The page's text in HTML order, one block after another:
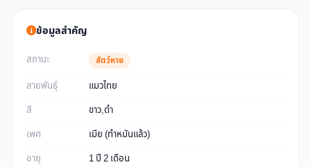
ข้อมูลสำคัญ
สถานะ สัตว์หาย
สายพันธุ์
แมวไทย
สี
ขาว,ดำ
เพศ
เมีย (ทำหมันแล้ว)
อายุ
1 ปี 2 เดือน